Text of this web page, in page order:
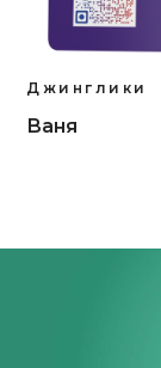
Джинглики
Ваня